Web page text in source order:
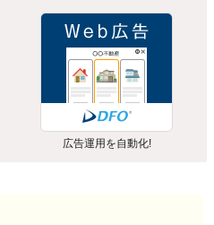
広告運用を自動化!